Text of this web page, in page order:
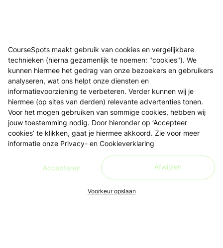
CourseSpots maakt gebruik van cookies en vergelijkbare
technieken (hierna gezamenlijk te noemen: "cookies"). We
kunnen hiermee het gedrag van onze bezoekers en gebruikers
analyseren, wat ons helpt onze diensten en
informatievoorziening te verbeteren. Verder kunnen wij je
hiermee (op sites van derden) relevante advertenties tonen.
Voor het mogen gebruiken van sommige cookies, hebben wij
jouw toestemming nodig. Door hieronder op ‘Accepteer
cookies’ te klikken, gaat je hiermee akkoord. Zie voor meer
informatie onze Privacy- en Cookieverklaring
Accepteren Afwijzen
Voorkeur opslaan